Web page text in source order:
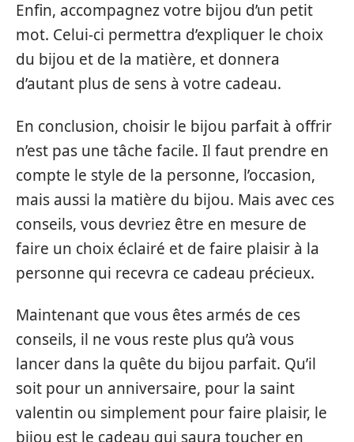
Enfin, accompagnez votre bijou d’un petit
mot. Celui-ci permettra d’expliquer le choix
du bijou et de la matière, et donnera
d’autant plus de sens à votre cadeau.
En conclusion, choisir le bijou parfait à offrir
n’est pas une tâche facile. Il faut prendre en
compte le style de la personne, l’occasion,
mais aussi la matière du bijou. Mais avec ces
conseils, vous devriez être en mesure de
faire un choix éclairé et de faire plaisir à la
personne qui recevra ce cadeau précieux.
Maintenant que vous êtes armés de ces
conseils, il ne vous reste plus qu’à vous
lancer dans la quête du bijou parfait. Qu’il
soit pour un anniversaire, pour la saint
valentin ou simplement pour faire plaisir, le
bijou est le cadeau qui saura toucher en